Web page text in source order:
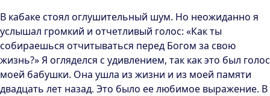
В кабаке стоял оглушительный шум. Но неожиданно я
услышал громкий и отчетливый голос: «Как ты
собираешься отчитываться перед Богом за свою
жизнь?» Я огляделся с удивлением, так как это был голос
моей бабушки. Она ушла из жизни и из моей памяти
двадцать лет назад. Это было ее любимое выражение. В